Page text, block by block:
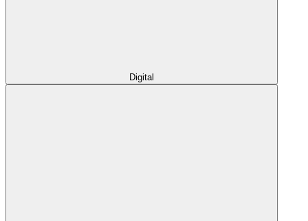
Digital